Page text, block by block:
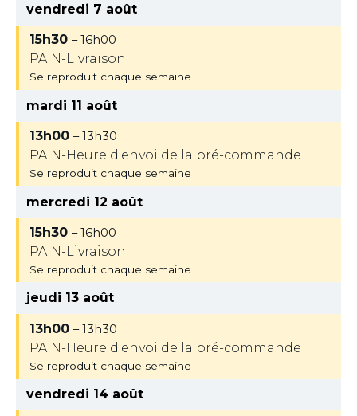
vendredi 7 août
15h30 – 16h00
PAIN-Livraison
Se reproduit chaque semaine
mardi 11 août
13h00 – 13h30
PAIN-Heure d'envoi de la pré-commande
Se reproduit chaque semaine
mercredi 12 août
15h30 – 16h00
PAIN-Livraison
Se reproduit chaque semaine
jeudi 13 août
13h00 – 13h30
PAIN-Heure d'envoi de la pré-commande
Se reproduit chaque semaine
vendredi 14 août